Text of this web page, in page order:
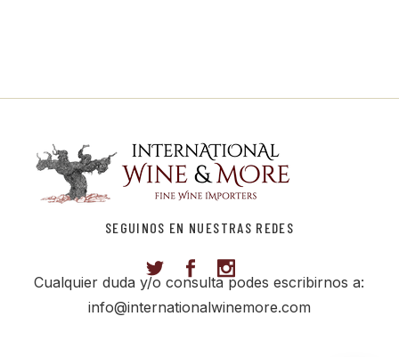
SEGUINOS EN NUESTRAS REDES
Cualquier duda y/o consulta podes escribirnos a:
info@internationalwinemore.com